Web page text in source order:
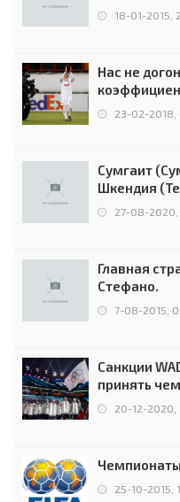
18-01-2015,
Нас не
Россией
23-02-2018,
Сумгаит
Шкендия
0:2 (0:0)
27-08-2020,
Главная
Стефано.
7-08-2015,
Санкции
принять
чемпионов.
20-12-2020,
25-10-2015,